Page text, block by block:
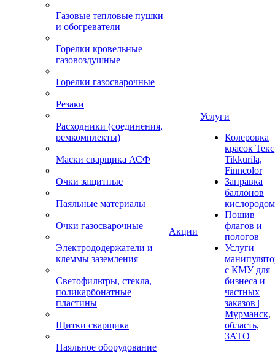
Газовые тепловые пушки
и обогреватели
Горелки кровельные
газовоздушные
Горелки газосварочные
Резаки
Расходники (соединения,
ремкомплекты)
Маски сварщика АСФ
Очки защитные
Паяльные материалы
Очки газосварочные
Электрододержатели и
клеммы заземления
Светофильтры, стекла,
поликарбонатные
пластины
Щитки сварщика
Паяльное оборудование
Акции
Услуги
Колеровка
красок
Tikkurila,
Finncolor
Заправка
баллонов
кислородом
Пошив
флагов и
пологов
Услуги
с КМУ для
бизнеса и
частных
заказов |
Мурманск,
область,
ЗАТО